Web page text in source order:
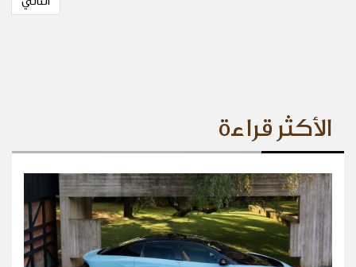
الأكثر قراءة